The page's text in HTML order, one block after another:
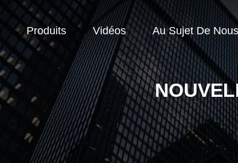
Produits Vidéos Au Sujet De Nous